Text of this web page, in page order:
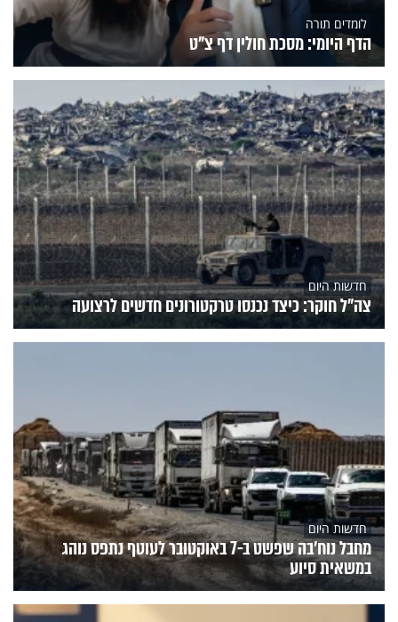
לומדים תורה
הדף היומי: מסכת חולין דף צ"ט
חדשות היום
צה"ל חוקר: כיצד נכנסו טרקטורונים חדשים לרצועה
חדשות היום
מחבל נוח'בה שפשט ב-7 באוקטובר לעוטף נתפס נוהג
במשאית סיוע